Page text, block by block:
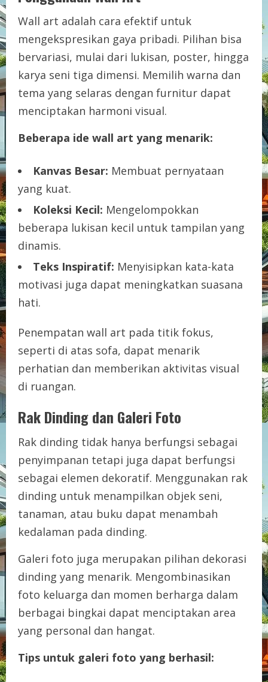
Wall art adalah cara efektif untuk
mengekspresikan gaya pribadi. Pilihan bisa
bervariasi, mulai dari lukisan, poster, hingga
karya seni tiga dimensi. Memilih warna dan
tema yang selaras dengan furnitur dapat
menciptakan harmoni visual.
Beberapa ide wall art yang menarik:
Kanvas Besar: Membuat pernyataan
yang kuat.
Koleksi Kecil: Mengelompokkan
beberapa lukisan kecil untuk tampilan yang
dinamis.
Teks Inspiratif: Menyisipkan kata-kata
motivasi juga dapat meningkatkan suasana
hati.
Penempatan wall art pada titik fokus,
seperti di atas sofa, dapat menarik
perhatian dan memberikan aktivitas visual
di ruangan.
Rak Dinding dan Galeri Foto
Rak dinding tidak hanya berfungsi sebagai
penyimpanan tetapi juga dapat berfungsi
sebagai elemen dekoratif. Menggunakan rak
dinding untuk menampilkan objek seni,
tanaman, atau buku dapat menambah
kedalaman pada dinding.
Galeri foto juga merupakan pilihan dekorasi
dinding yang menarik. Mengombinasikan
foto keluarga dan momen berharga dalam
berbagai bingkai dapat menciptakan area
yang personal dan hangat.
Tips untuk galeri foto yang berhasil: